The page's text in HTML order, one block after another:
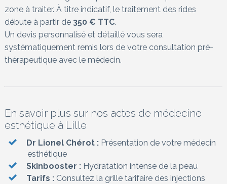
zone à traiter. À titre indicatif, le traitement des rides
débute à partir de 350 € TTC.
Un devis personnalisé et détaillé vous sera
systématiquement remis lors de votre consultation pré-
thérapeutique avec le médecin.
En savoir plus sur nos actes de médecine
esthétique à Lille
Dr Lionel Chérot :Présentation de votre médecin
esthétique
Skinbooster :Hydratation intense de la peau
Tarifs :Consultez la grille tarifaire des injections